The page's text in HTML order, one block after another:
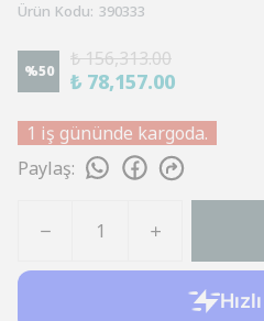
Ürün Kodu: 390333
%50
₺ 156,313.00
₺ 78,157.00
1 iş gününde kargoda.
Paylaş: